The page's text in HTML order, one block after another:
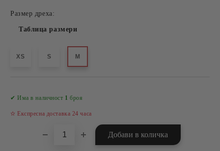
Размер дреха:
Таблица размери
XS S M
✔ Има в наличност 1 броя
✫ Експресна доставка 24 часа